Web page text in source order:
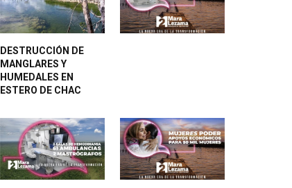
DESTRUCCIÓN DE
MANGLARES Y
HUMEDALES EN
ESTERO DE CHAC